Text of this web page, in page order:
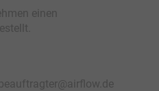
einen